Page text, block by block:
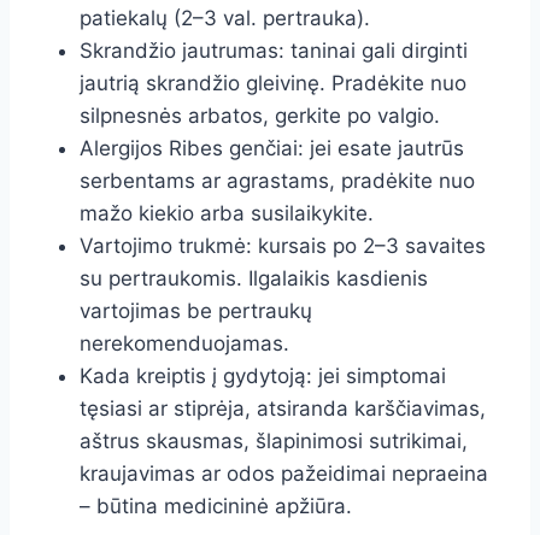
patiekalų (2–3 val. pertrauka).
Skrandžio jautrumas: taninai gali dirginti
jautrią skrandžio gleivinę. Pradėkite nuo
silpnesnės arbatos, gerkite po valgio.
Alergijos Ribes genčiai: jei esate jautrūs
serbentams ar agrastams, pradėkite nuo
mažo kiekio arba susilaikykite.
Vartojimo trukmė: kursais po 2–3 savaites
su pertraukomis. Ilgalaikis kasdienis
vartojimas be pertraukų
nerekomenduojamas.
Kada kreiptis į gydytoją: jei simptomai
tęsiasi ar stiprėja, atsiranda karščiavimas,
aštrus skausmas, šlapinimosi sutrikimai,
kraujavimas ar odos pažeidimai nepraeina
– būtina medicininė apžiūra.